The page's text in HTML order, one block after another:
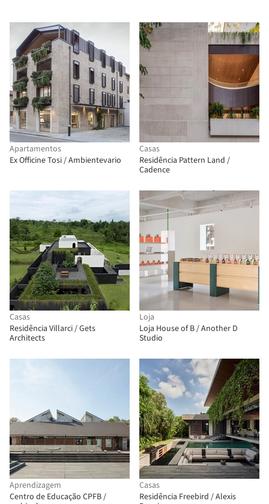
Apartamentos
Ex Officine Tosi / Ambientevario
Casas
Residência Pattern Land /
Cadence
Casas
Residência Villarci / Gets
Architects
Loja
Loja House of B / Another D
Studio
Aprendizagem
Centro de Educação CPFB /
Casas
Residência Freebird / Alexis